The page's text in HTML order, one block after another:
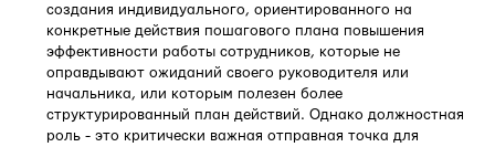
создания индивидуального, ориентированного на
конкретные действия пошагового плана повышения
эффективности работы сотрудников, которые не
оправдывают ожиданий своего руководителя или
начальника, или которым полезен более
структурированный план действий. Однако должностная
роль - это критически важная отправная точка для